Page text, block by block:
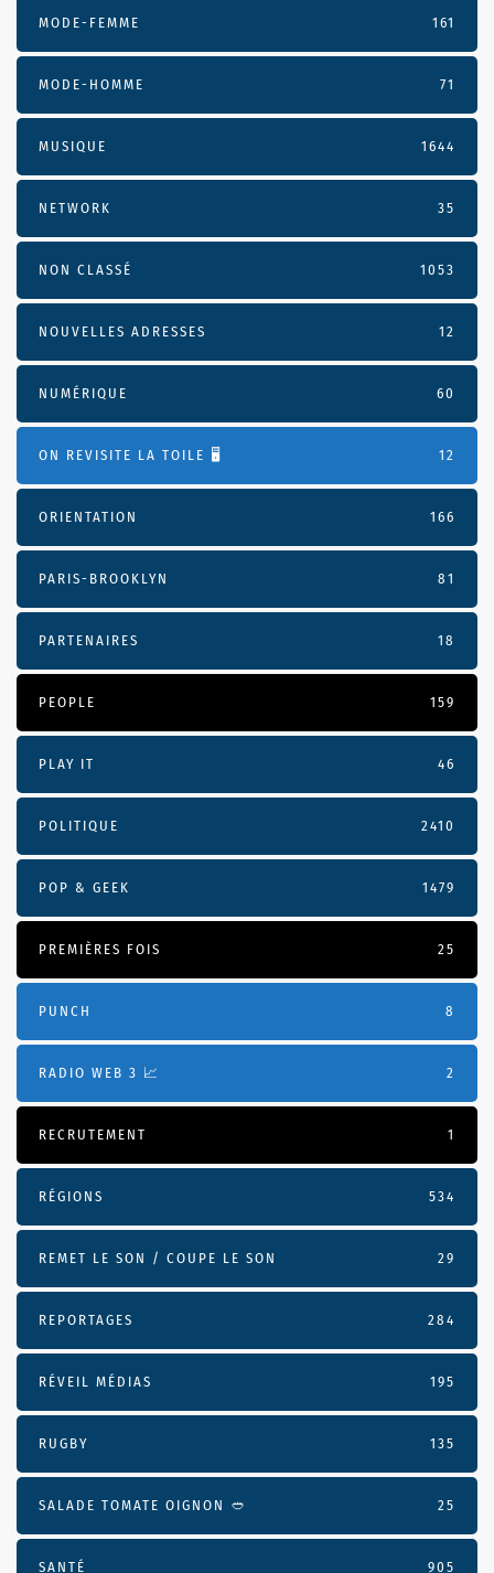
MODE-FEMME 161
MODE-HOMME 71
MUSIQUE 1644
NETWORK 35
NON CLASSÉ 1053
NOUVELLES ADRESSES 12
NUMÉRIQUE 60
ON REVISITE LA TOILE 🖥️ 12
ORIENTATION 166
PARIS-BROOKLYN 81
PARTENAIRES 18
PEOPLE 159
PLAY IT 46
POLITIQUE 2410
POP & GEEK 1479
PREMIÈRES FOIS 25
PUNCH 8
RADIO WEB 3 📈 2
RECRUTEMENT 1
RÉGIONS 534
REMET LE SON / COUPE LE SON 29
REPORTAGES 284
RÉVEIL MÉDIAS 195
RUGBY 135
SALADE TOMATE OIGNON 🥙 25
SANTÉ 905